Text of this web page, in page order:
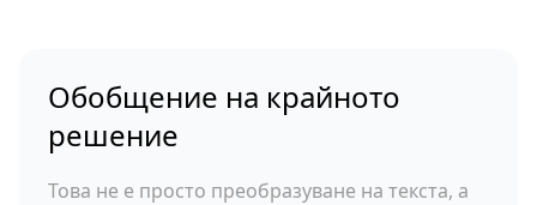
Обобщение на крайното
решение
Това не е просто преобразуване на текста, а